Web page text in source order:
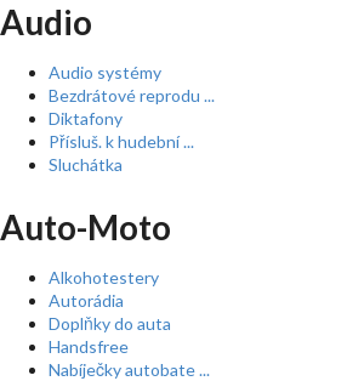
Audio
Audio systémy
Bezdrátové reprodu ...
Diktafony
Přísluš. k hudební ...
Sluchátka
Auto-Moto
Alkohotestery
Autorádia
Doplňky do auta
Handsfree
Nabíječky autobate ...